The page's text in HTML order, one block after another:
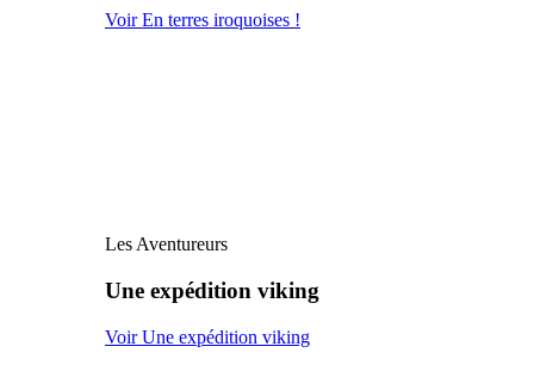
Voir En terres iroquoises !
Les Aventureurs
Une expédition viking
Voir Une expédition viking